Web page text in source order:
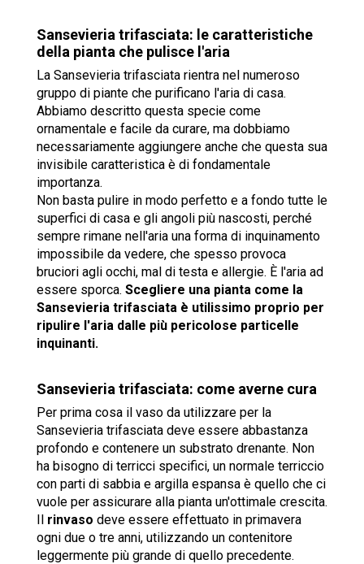
Sansevieria trifasciata: le caratteristiche
della pianta che pulisce l'aria
La Sansevieria trifasciata rientra nel numeroso
gruppo di piante che purificano l'aria di casa.
Abbiamo descritto questa specie come
ornamentale e facile da curare, ma dobbiamo
necessariamente aggiungere anche che questa sua
invisibile caratteristica è di fondamentale
importanza.
Non basta pulire in modo perfetto e a fondo tutte le
superfici di casa e gli angoli più nascosti, perché
sempre rimane nell'aria una forma di inquinamento
impossibile da vedere, che spesso provoca
bruciori agli occhi, mal di testa e allergie. È l'aria ad
essere sporca. Scegliere una pianta come la
Sansevieria trifasciata è utilissimo proprio per
ripulire l'aria dalle più pericolose particelle
inquinanti.
Sansevieria trifasciata: come averne cura
Per prima cosa il vaso da utilizzare per la
Sansevieria trifasciata deve essere abbastanza
profondo e contenere un substrato drenante. Non
ha bisogno di terricci specifici, un normale terriccio
con parti di sabbia e argilla espansa è quello che ci
vuole per assicurare alla pianta un'ottimale crescita.
Il rinvaso deve essere effettuato in primavera
ogni due o tre anni, utilizzando un contenitore
leggermente più grande di quello precedente.